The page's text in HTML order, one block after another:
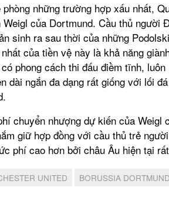
những trường hợp xấu nhất,
Weigl của Dortmund. Cầu thủ người
sinh ra sau thời của những
của tiền vệ này là khả năng
phong cách thi đấu điềm tĩnh,
dài ngắn đa dạng rất giống với lối
chuyển nhượng dự kiến của Weigl
giữ hợp đồng với cầu thủ trẻ
phí cao hơn bởi châu Âu hiện tại
UNITED BORUSSIA